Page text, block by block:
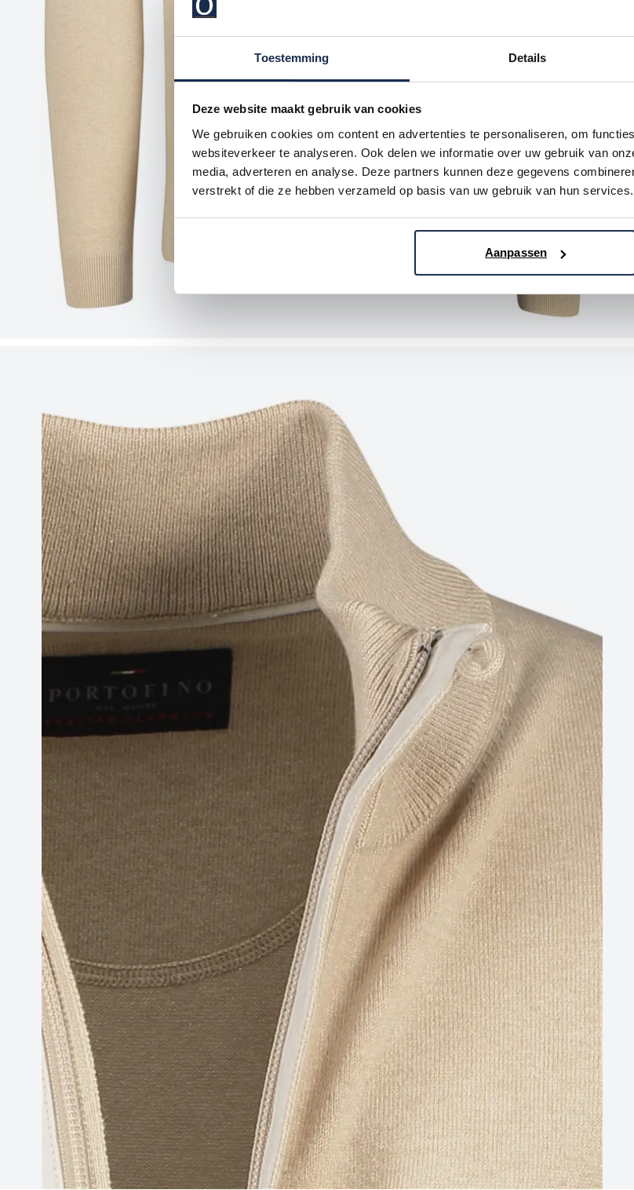
Toestemming Details
Deze website maakt gebruik van cookies
We gebruiken cookies om content en advertenties te personaliseren, om
websiteverkeer te analyseren. Ook delen we informatie over uw gebruik van
media, adverteren en analyse. Deze partners kunnen deze gegevens
verstrekt of die ze hebben verzameld op basis van uw gebruik van hun services.
Aanpassen